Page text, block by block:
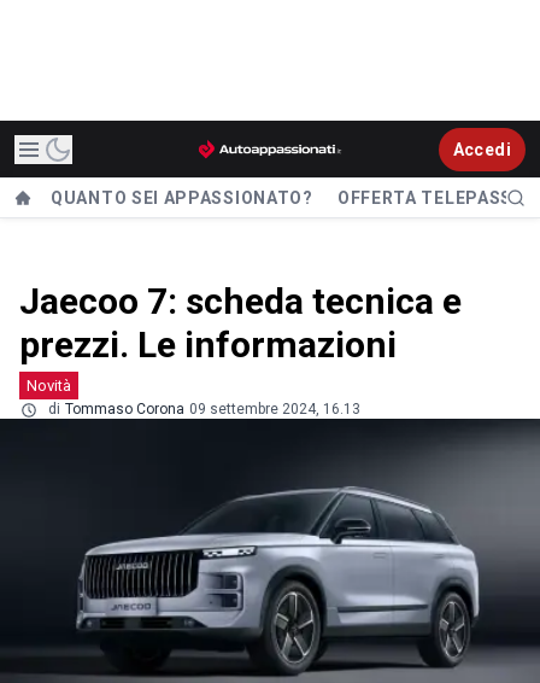
Accedi
QUANTO SEI APPASSIONATO? OFFERTA TELEPASS
Jaecoo 7: scheda tecnica e
prezzi. Le informazioni
Novità
di Tommaso Corona 09 settembre 2024, 16.13